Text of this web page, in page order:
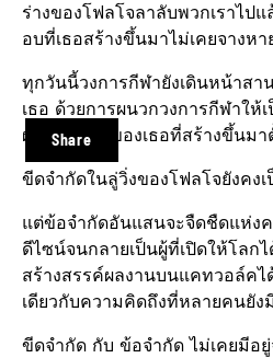
Share
ร่างของโฟลโจลาลับพวกเราไ
อบที่เธอสร้างขึ้นมาไม่เคยจางห
ทุกวันนี้วงการกีฬา​ยังเดินหน้าสา
เธอ ด้วยการผนวกวงการกีฬา​ให้
ผ่านทุกสีสันของเธอที่สร้างขึ้นม
ขีดจำกัดในลู่วิ่งของโฟลโจยังคง
แต่ข้อจำกัดอันแสนจะจืดชืดแห่ง
ดีไซน์จนกลายเป็นผู้ที่เปิดให้โลก
สร้างสรรค์​ผลงานบนแคทวอล์ค​ไ
เดียวกับความคิดถึงที่หลายคนยัง
ขีดจำกัด กับ ข้อจำกัด ไม่เคยมีอยู่